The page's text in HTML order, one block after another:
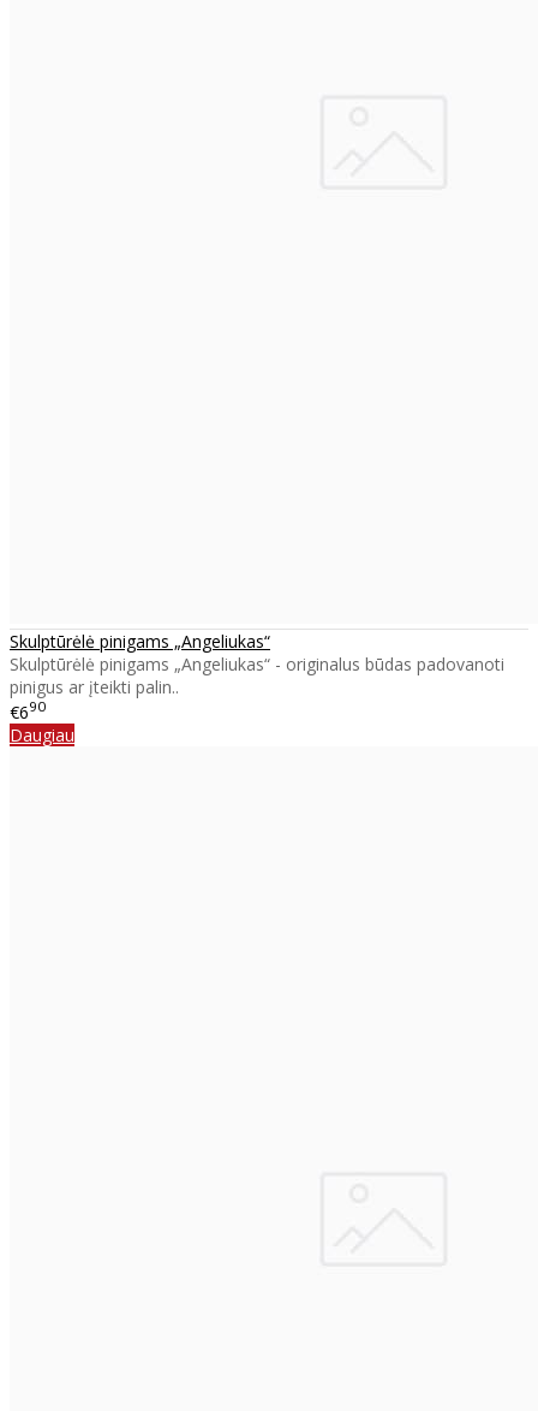
Skulptūrėlė pinigams „Angeliukas“
Skulptūrėlė pinigams „Angeliukas“ - originalus būdas padovanoti
pinigus ar įteikti palin..
€690
Daugiau